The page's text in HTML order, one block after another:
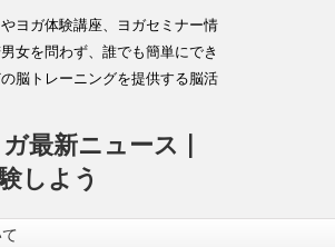
ヨガ体験講座、ヨガセミナー情
女を問わず、誰でも簡単にでき
脳トレーニングを提供する脳活
最新ニュース |
しよう